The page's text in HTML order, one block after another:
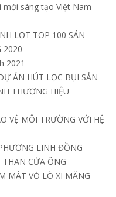
và cách phân
sử dụng chuẩn nhất
sáng tạo Việt Nam -
LỌT TOP 100 SẢN
2020
2021
ÁN HÚT LỌC BỤI SẢN
THƯƠNG HIỆU
VỆ MÔI TRƯỜNG VỚI HỆ
LINH ĐỒNG
THAN CỬA ÔNG
MÁT VỎ LÒ XI MĂNG